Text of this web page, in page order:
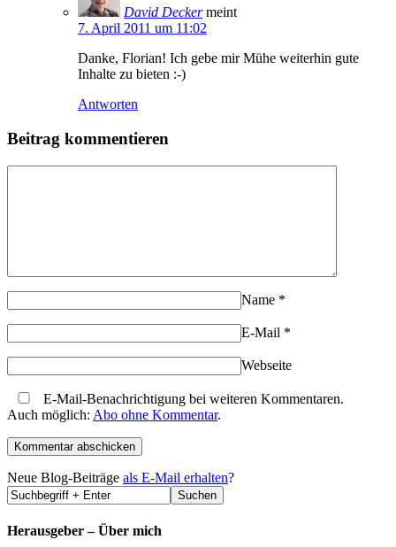
David Decker meint
7. April 2011 um 11:02
Danke, Florian! Ich gebe mir Mühe weiterhin gute
Inhalte zu bieten :-)
Antworten
Beitrag kommentieren
Name *
E-Mail *
Webseite
E-Mail-Benachrichtigung bei weiteren Kommentaren.
Auch möglich: Abo ohne Kommentar.
Neue Blog-Beiträge als E-Mail erhalten?
Herausgeber – Über mich